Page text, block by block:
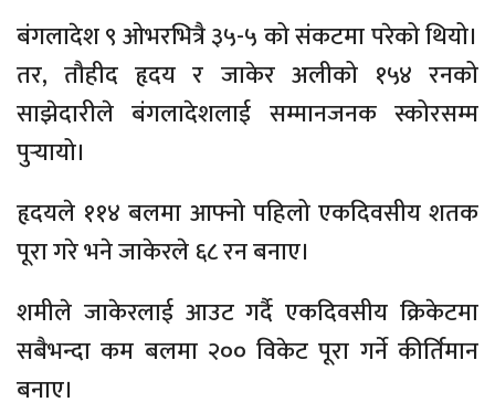
बंगलादेश ९ ओभरभित्रै ३५-५ को संकटमा परेको थियो।
तर, तौहीद हृदय र जाकेर अलीको १५४ रनको
साझेदारीले बंगलादेशलाई सम्मानजनक स्कोरसम्म
पुर्‍यायो।
हृदयले ११४ बलमा आफ्नो पहिलो एकदिवसीय शतक
पूरा गरे भने जाकेरले ६८ रन बनाए।
शमीले जाकेरलाई आउट गर्दै एकदिवसीय क्रिकेटमा
सबैभन्दा कम बलमा २०० विकेट पूरा गर्ने कीर्तिमान
बनाए।